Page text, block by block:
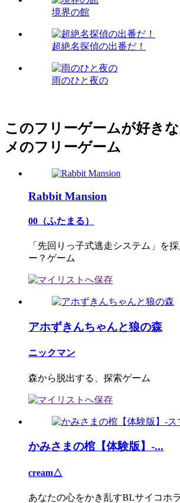
境界の館
超絶名探偵の出番だ！
雨のひと夜の
このフリーゲームが好き
メのフリーゲーム
Rabbit Mansion
00（ふたまる）
「先回りっ子式逃走システム」を
ー？ゲーム
アホずきんちゃんと狼の森
ニックマン
森から脱出する、探索ゲーム
かみさまの棺【体験版】-...
cream△
あなたの心をかき乱すBLサイコホ